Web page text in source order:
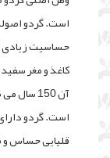
است. گردو
حساسیت زیادی
است. گردو
قلیایی حساس